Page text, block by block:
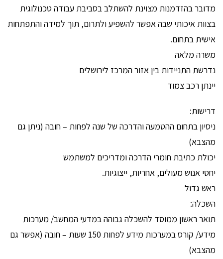
מדובר בהזדמנות מצוינת להשתלב בסביבת עבודה טכנולוגית
בצוות איכותי שבה אפשר להשפיע ולתרום, תוך למידה והתפתחות
אישית בתחום.
משרה מלאה
נדרשת התניידות בין אזור המרכז לירושלים
יינתן רכב צמוד
דרישות:
ניסיון בתחום ההטמעה והדרכה של שנה לפחות – חובה (ניתן גם
מהצבא)
יכולת כתיבת חומרי הדרכה ומדריכים למשתמש
יחסי אנוש מעולים, אחריות, ייצוגיות.
ראש גדול
השכלה:
תואר ראשון ממוסד להשכלה גבוהה במדעי המחשב/ מערכות
מידע/ קורס במערכות מידע לפחות 150 שעות – חובה (אפשר גם
מהצבא)